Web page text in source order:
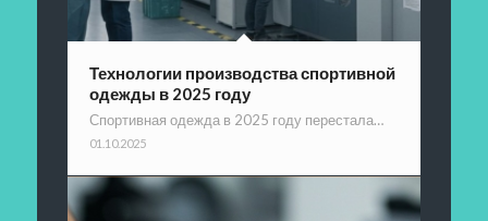
Технологии производства спортивной
одежды в 2025 году
Спортивная одежда в 2025 году перестала…
01.10.2025